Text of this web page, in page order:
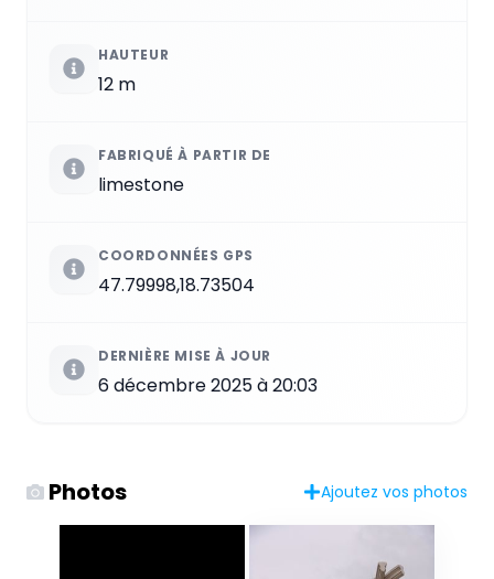
HAUTEUR
12 m
FABRIQUÉ À PARTIR DE
limestone
COORDONNÉES GPS
47.79998,18.73504
DERNIÈRE MISE À JOUR
6 décembre 2025 à 20:03
Photos Ajoutez vos photos